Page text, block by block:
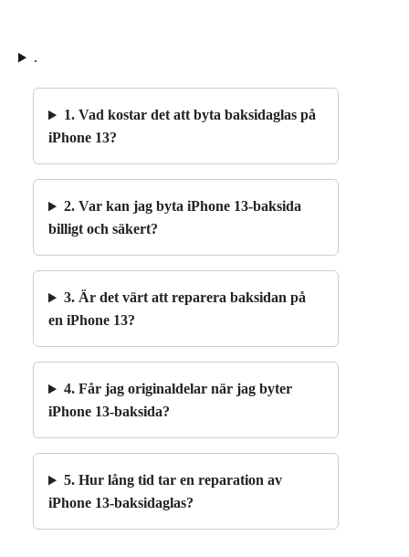
.
1. Vad kostar det att byta baksidaglas på
iPhone 13?
2. Var kan jag byta iPhone 13-baksida
billigt och säkert?
3. Är det värt att reparera baksidan på
en iPhone 13?
4. Får jag originaldelar när jag byter
iPhone 13-baksida?
5. Hur lång tid tar en reparation av
iPhone 13-baksidaglas?